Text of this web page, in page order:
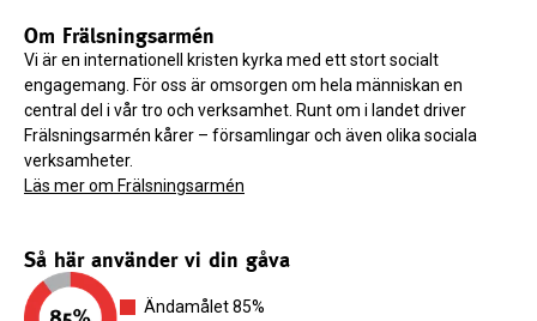
Om Frälsningsarmén
Vi är en internationell kristen kyrka med ett stort socialt
engagemang. För oss är omsorgen om hela människan en
central del i vår tro och verksamhet. Runt om i landet driver
Frälsningsarmén kårer – församlingar och även olika sociala
verksamheter.
Läs mer om Frälsningsarmén
Så här använder vi din gåva
Ändamålet 85%